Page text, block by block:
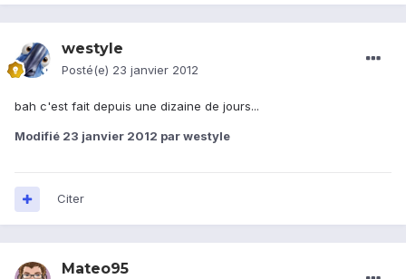
westyle
Posté(e) 23 janvier 2012
bah c'est fait depuis une dizaine de jours...
Modifié 23 janvier 2012 par westyle
Citer
Mateo95